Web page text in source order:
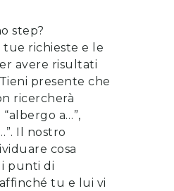
step?
tue richieste e le
avere risultati
presente che
ricercherà
“albergo a…”,
Il nostro
cosa
punti di
tu e lui vi